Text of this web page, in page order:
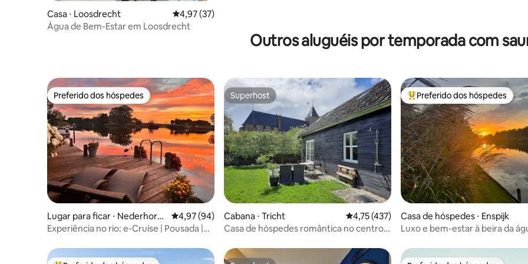
Casa ⋅ Loosdrecht 4,97 de uma avaliação média de 5, 37 avaliações
4,97 (37)
Água de Bem-Estar em Loosdrecht
Outros aluguéis por temporada com
Preferido dos hóspedes
Preferido dos hóspedes
Lugar para ficar ⋅ Nederhorst
den Berg
4,97 de uma avaliação média de 5, 94 avaliações
4,97 (94)
Experiência no rio: e-Cruise | Pousada |
Superhost
Superhost
Cabana ⋅ Tricht 4,75 de uma avaliação média de 5, 437
4,75 (437)
Casa de hóspedes romântica no centro
Entre os melhores preferidos
Preferido dos hóspedes
Casa de hóspedes ⋅ Enspijk
Luxo e bem-estar à beira da